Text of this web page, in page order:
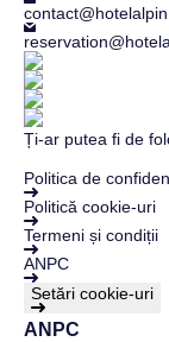
Ți-ar putea fi de
Politica de
Politică cookie-uri
Termeni și condiții
ANPC
Setări cookie-uri
ANPC